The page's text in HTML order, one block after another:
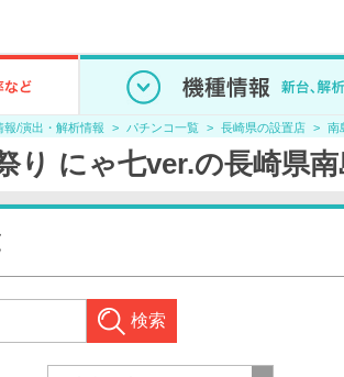
報/演出・解析情報 パチンコ一覧 長崎県の設置店 南
り にゃ七ver.の長崎県
検索